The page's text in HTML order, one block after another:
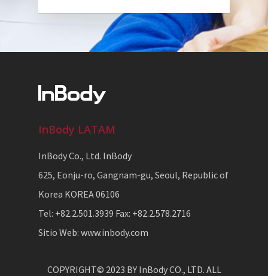
InBody LATAM
InBody Co., Ltd. InBody
625, Eonju-ro, Gangnam-gu, Seoul, Republic of
Korea KOREA 06106
Tel: +82.2.501.3939 Fax: +82.2.578.2716
Sitio Web: www.inbody.com
COPYRIGHT© 2023 BY InBody CO., LTD. ALL